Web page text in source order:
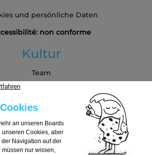
und persönliche Daten
non conforme
Kultur
Team
Partners